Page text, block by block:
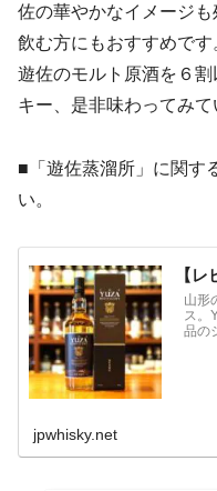
佐の華やかなイメージ
飲む方にもおすすめです
遊佐のモルト原酒を６
キー、是非味わってみて
■「遊佐蒸溜所」に関す
い。
【
山形
ス。
品の
jpwhisky.net